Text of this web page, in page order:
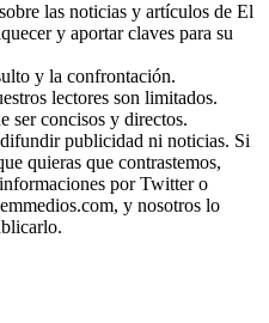
las noticias y artículos de El
y aportar claves para su
y la confrontación.
lectores son limitados.
ser concisos y directos.
publicidad ni noticias. Si
quieras que contrastemos,
por Twitter o
y nosotros lo